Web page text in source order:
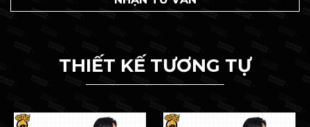
THIẾT KẾ TƯƠNG TỰ